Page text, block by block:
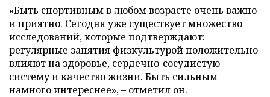
«Быть спортивным в любом возрасте очень важно
и приятно. Сегодня уже существует множество
исследований, которые подтверждают:
регулярные занятия физкультурой положительно
влияют на здоровье, сердечно-сосудистую
систему и качество жизни. Быть сильным
намного интереснее», – отметил он.